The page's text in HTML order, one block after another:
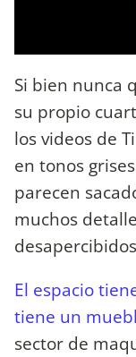
Si bien nunca
su propio
los videos de
en tonos
parecen
muchos
El espacio
tiene un
sector de